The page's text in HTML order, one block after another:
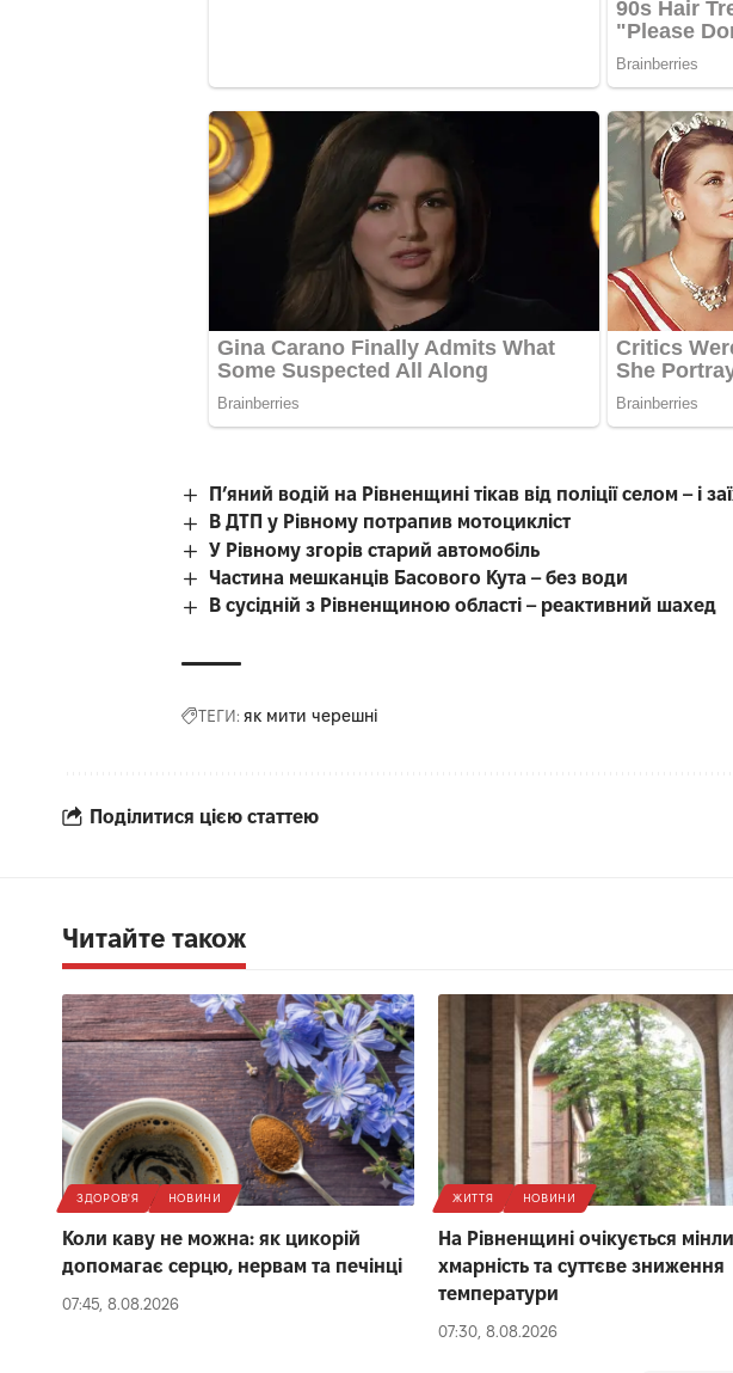
П’яний водій на Рівненщині тікав від поліції селом – і
В ДТП у Рівному потрапив мотоцикліст
У Рівному згорів старий автомобіль
Частина мешканців Басового Кута – без води
В сусідній з Рівненщиною області – реактивний шахед
ТЕГИ: як мити черешні
Поділитися цією статтею
Читайте також
ЗДОРОВ'Я НОВИНИ
Коли каву не можна: як цикорій
допомагає серцю, нервам та печінці
07:45, 8.08.2026
ЖИТТЯ НОВИНИ
На Рівненщині очікується
хмарність та суттєве зниження
температури
07:30, 8.08.2026